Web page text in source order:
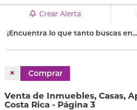
Crear Alerta
¡Encuentra lo que tanto buscas
× Comprar
Venta de Inmuebles, Casas,
Costa Rica - Página 3